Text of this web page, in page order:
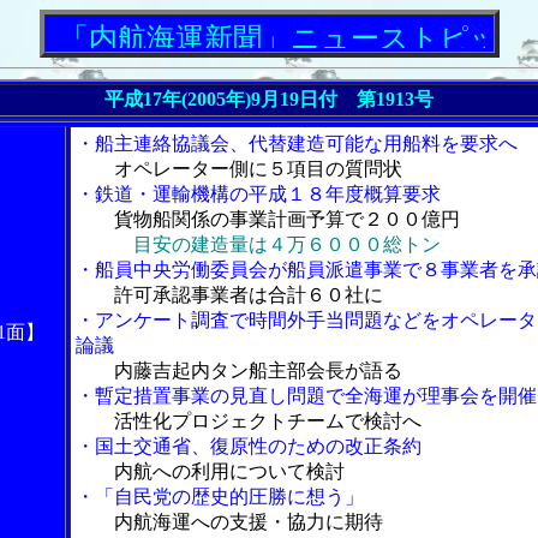
内航海運新聞」ニューストピックス
平成17年(2005年)9月19日付 第1913号
】
・船主連絡協議会、代替建造可能な用船料を要求へ
オペレーター側に５項目の質問状
・鉄道・運輸機構の平成１８年度概算要求
貨物船関係の事業計画予算で２００億円
目安の建造量は４万６０００総トン
・船員中央労働委員会が船員派遣事業で８事業者を
許可承認事業者は合計６０社に
・アンケート調査で時間外手当問題などをオペレー
論議
内藤吉起内タン船主部会長が語る
・暫定措置事業の見直し問題で全海運が理事会を開催
活性化プロジェクトチームで検討へ
・国土交通省、復原性のための改正条約
内航への利用について検討
・「自民党の歴史的圧勝に想う」
内航海運への支援・協力に期待